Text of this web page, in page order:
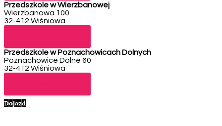
Przedszkole w Wierzbanowej
Wierzbanowa 100
32-412 Wiśniowa
Telefon: 12 271 40 81
Przedszkole w Poznachowicach Dolnych
Poznachowice Dolne 60
32-412 Wiśniowa
Telefon: 12 271 40 91
Dojazd